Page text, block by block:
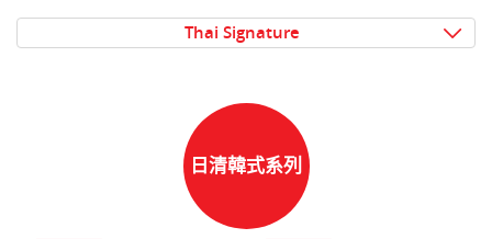
Thai Signature
日清韓式系列